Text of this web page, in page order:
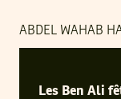
ABDEL WAHAB
Les Ben Ali